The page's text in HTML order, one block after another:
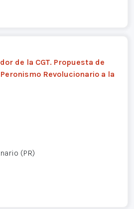
de la CGT. Propuesta de
Revolucionario a la
(PR)